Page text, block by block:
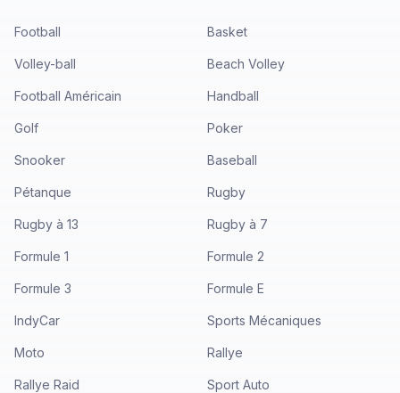
Football Basket
Volley-ball Beach Volley
Football Américain Handball
Golf Poker
Snooker Baseball
Pétanque Rugby
Rugby à 13 Rugby à 7
Formule 1 Formule 2
Formule 3 Formule E
IndyCar Sports Mécaniques
Moto Rallye
Rallye Raid Sport Auto